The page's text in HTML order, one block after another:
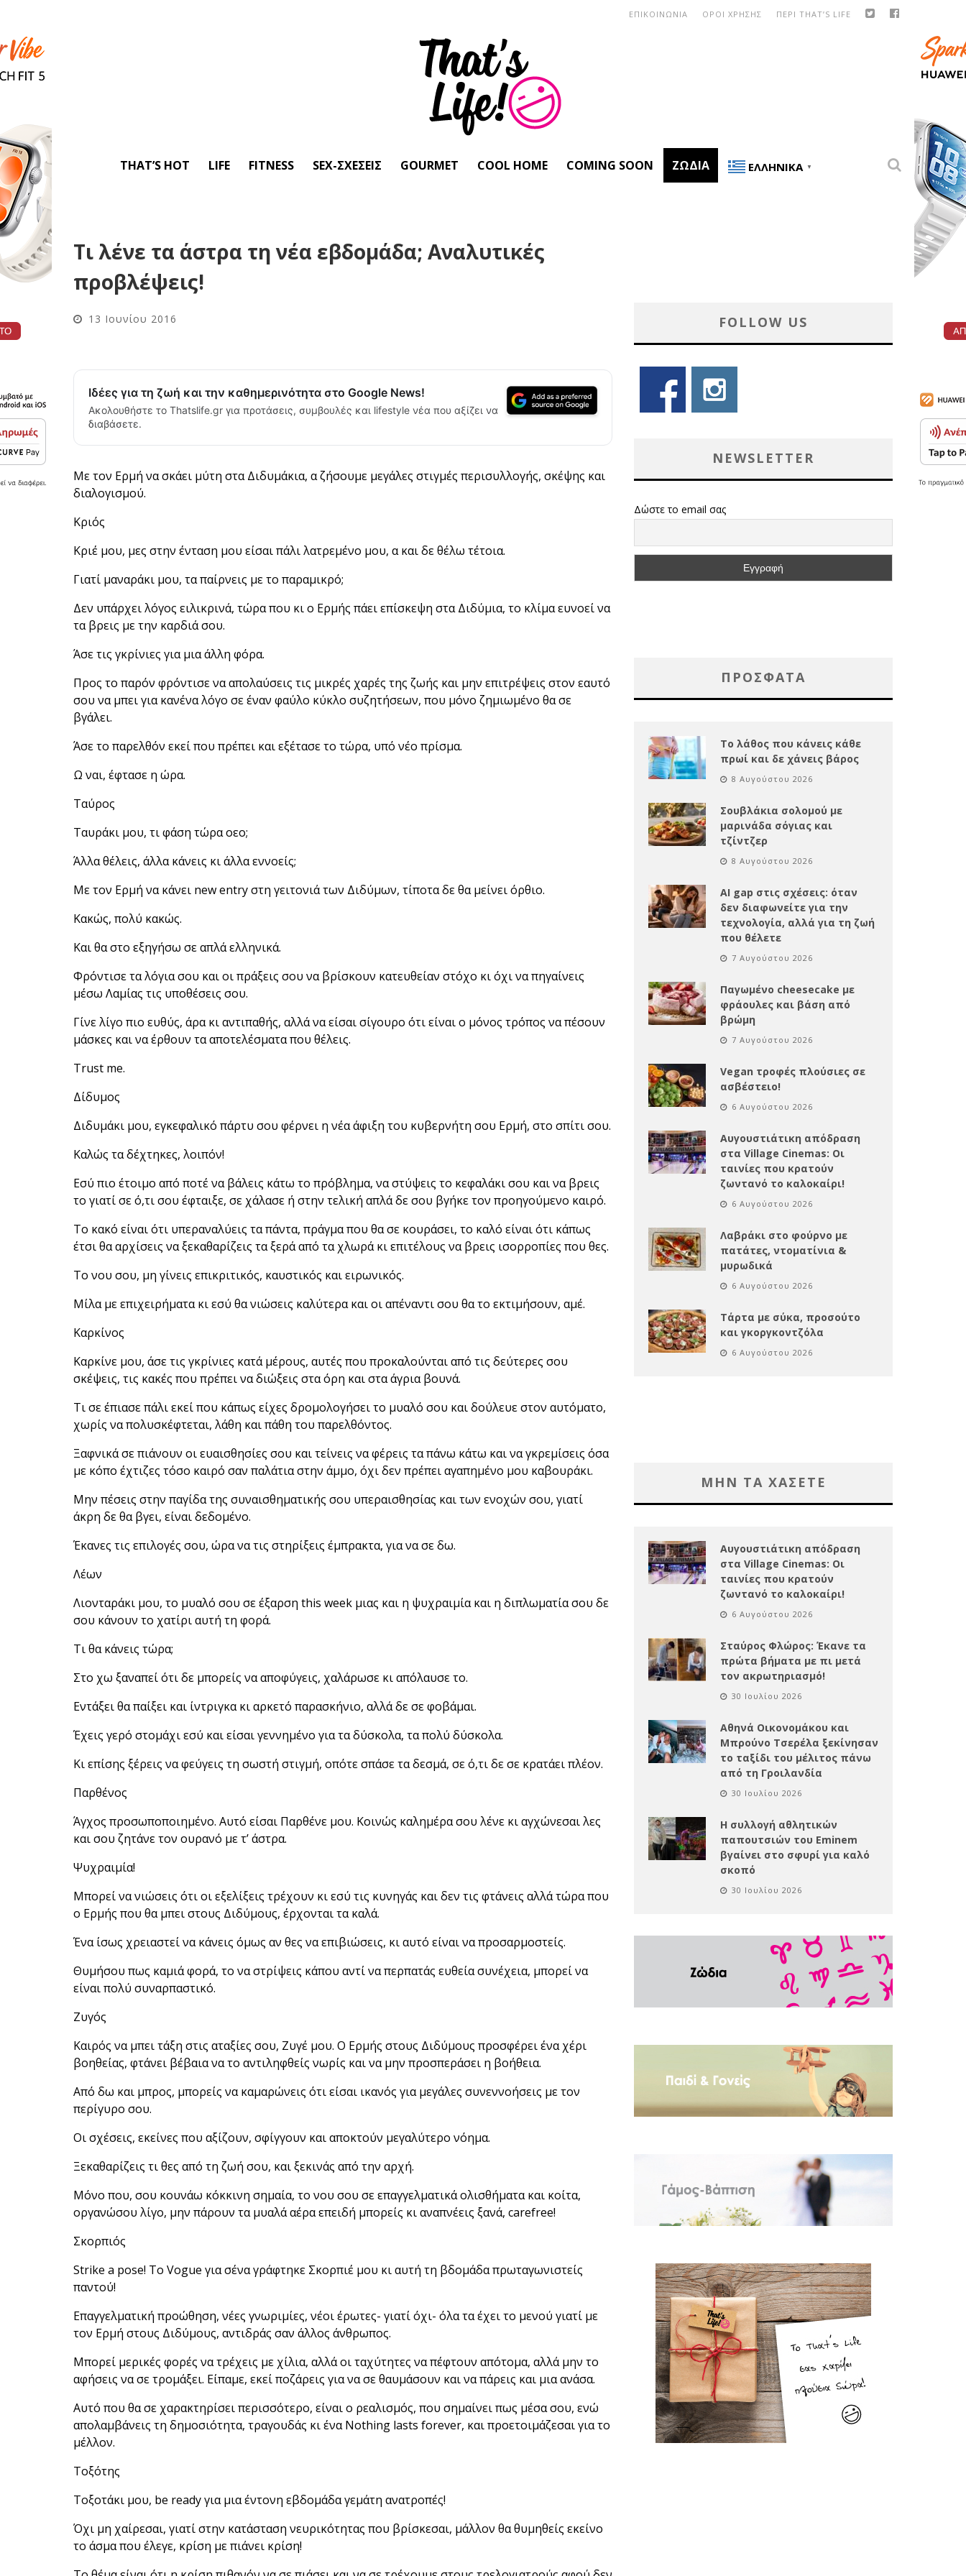
ΠΕΡΙ THAT’S LIFE
ΟΡΟΙ ΧΡΗΣΗΣ
ΕΠΙΚΟΙΝΩΝΙΑ
THAT’S HOT LIFE FITNESS SEX-ΣΧΈΣΕΙΣ GOURMET COOL HOME COMING SOON ΖΏΔΙΑ ΕΛΛΗΝΙΚΆ ▼
Τι λένε τα άστρα τη νέα εβδομάδα; Αναλυτικές
προβλέψεις!
13 Ιουνίου 2016
Ιδέες για τη ζωή και την καθημερινότητα στο Google News!
Ακολουθήστε το Thatslife.gr για προτάσεις, συμβουλές και lifestyle νέα που αξίζει να
διαβάσετε.
Με τον Ερμή να σκάει μύτη στα Διδυμάκια, α ζήσουμε μεγάλες στιγμές περισυλλογής, σκέψης και
διαλογισμού.
Κριός
Κριέ μου, μες στην ένταση μου είσαι πάλι λατρεμένο μου, α και δε θέλω τέτοια.
Γιατί μαναράκι μου, τα παίρνεις με το παραμικρό;
Δεν υπάρχει λόγος ειλικρινά, τώρα που κι ο Ερμής πάει επίσκεψη στα Διδύμια, το κλίμα ευνοεί να
τα βρεις με την καρδιά σου.
Άσε τις γκρίνιες για μια άλλη φόρα.
Προς το παρόν φρόντισε να απολαύσεις τις μικρές χαρές της ζωής και μην επιτρέψεις στον εαυτό
σου να μπει για κανένα λόγο σε έναν φαύλο κύκλο συζητήσεων, που μόνο ζημιωμένο θα σε
βγάλει.
Άσε το παρελθόν εκεί που πρέπει και εξέτασε το τώρα, υπό νέο πρίσμα.
Ω ναι, έφτασε η ώρα.
Ταύρος
Ταυράκι μου, τι φάση τώρα οεο;
Άλλα θέλεις, άλλα κάνεις κι άλλα εννοείς;
Με τον Ερμή να κάνει new entry στη γειτονιά των Διδύμων, τίποτα δε θα μείνει όρθιο.
Κακώς, πολύ κακώς.
Και θα στο εξηγήσω σε απλά ελληνικά.
Φρόντισε τα λόγια σου και οι πράξεις σου να βρίσκουν κατευθείαν στόχο κι όχι να πηγαίνεις
μέσω Λαμίας τις υποθέσεις σου.
Γίνε λίγο πιο ευθύς, άρα κι αντιπαθής, αλλά να είσαι σίγουρο ότι είναι ο μόνος τρόπος να πέσουν
μάσκες και να έρθουν τα αποτελέσματα που θέλεις.
Trust me.
Δίδυμος
Διδυμάκι μου, εγκεφαλικό πάρτυ σου φέρνει η νέα άφιξη του κυβερνήτη σου Ερμή, στο σπίτι σου.
Καλώς τα δέχτηκες, λοιπόν!
Εσύ πιο έτοιμο από ποτέ να βάλεις κάτω το πρόβλημα, να στύψεις το κεφαλάκι σου και να βρεις
το γιατί σε ό,τι σου έφταιξε, σε χάλασε ή στην τελική απλά δε σου βγήκε τον προηγούμενο καιρό.
Το κακό είναι ότι υπεραναλύεις τα πάντα, πράγμα που θα σε κουράσει, το καλό είναι ότι κάπως
έτσι θα αρχίσεις να ξεκαθαρίζεις τα ξερά από τα χλωρά κι επιτέλους να βρεις ισορροπίες που θες.
Το νου σου, μη γίνεις επικριτικός, καυστικός και ειρωνικός.
Μίλα με επιχειρήματα κι εσύ θα νιώσεις καλύτερα και οι απέναντι σου θα το εκτιμήσουν, αμέ.
Καρκίνος
Καρκίνε μου, άσε τις γκρίνιες κατά μέρους, αυτές που προκαλούνται από τις δεύτερες σου
σκέψεις, τις κακές που πρέπει να διώξεις στα όρη και στα άγρια βουνά.
Τι σε έπιασε πάλι εκεί που κάπως είχες δρομολογήσει το μυαλό σου και δούλευε στον αυτόματο,
χωρίς να πολυσκέφτεται, λάθη και πάθη του παρελθόντος.
Ξαφνικά σε πιάνουν οι ευαισθησίες σου και τείνεις να φέρεις τα πάνω κάτω και να γκρεμίσεις όσα
με κόπο έχτιζες τόσο καιρό σαν παλάτια στην άμμο, όχι δεν πρέπει αγαπημένο μου καβουράκι.
Μην πέσεις στην παγίδα της συναισθηματικής σου υπεραισθησίας και των ενοχών σου, γιατί
άκρη δε θα βγει, είναι δεδομένο.
Έκανες τις επιλογές σου, ώρα να τις στηρίξεις έμπρακτα, για να σε δω.
Λέων
Λιονταράκι μου, το μυαλό σου σε έξαρση this week μιας και η ψυχραιμία και η διπλωματία σου δε
σου κάνουν το χατίρι αυτή τη φορά.
Τι θα κάνεις τώρα;
Στο χω ξαναπεί ότι δε μπορείς να αποφύγεις, χαλάρωσε κι απόλαυσε το.
Εντάξει θα παίξει και ίντριγκα κι αρκετό παρασκήνιο, αλλά δε σε φοβάμαι.
Έχεις γερό στομάχι εσύ και είσαι γεννημένο για τα δύσκολα, τα πολύ δύσκολα.
Κι επίσης ξέρεις να φεύγεις τη σωστή στιγμή, οπότε σπάσε τα δεσμά, σε ό,τι δε σε κρατάει πλέον.
Παρθένος
Άγχος προσωποποιημένο. Αυτό είσαι Παρθένε μου. Κοινώς καλημέρα σου λένε κι αγχώνεσαι λες
και σου ζητάνε τον ουρανό με τ’ άστρα.
Ψυχραιμία!
Μπορεί να νιώσεις ότι οι εξελίξεις τρέχουν κι εσύ τις κυνηγάς και δεν τις φτάνεις αλλά τώρα που
ο Ερμής που θα μπει στους Διδύμους, έρχονται τα καλά.
Ένα ίσως χρειαστεί να κάνεις όμως αν θες να επιβιώσεις, κι αυτό είναι να προσαρμοστείς.
Θυμήσου πως καμιά φορά, το να στρίψεις κάπου αντί να περπατάς ευθεία συνέχεια, μπορεί να
είναι πολύ συναρπαστικό.
Ζυγός
Καιρός να μπει τάξη στις αταξίες σου, Ζυγέ μου. Ο Ερμής στους Διδύμους προσφέρει ένα χέρι
βοηθείας, φτάνει βέβαια να το αντιληφθείς νωρίς και να μην προσπεράσει η βοήθεια.
Από δω και μπρος, μπορείς να καμαρώνεις ότι είσαι ικανός για μεγάλες συνεννοήσεις με τον
περίγυρο σου.
Οι σχέσεις, εκείνες που αξίζουν, σφίγγουν και αποκτούν μεγαλύτερο νόημα.
Ξεκαθαρίζεις τι θες από τη ζωή σου, και ξεκινάς από την αρχή.
Μόνο που, σου κουνάω κόκκινη σημαία, το νου σου σε επαγγελματικά ολισθήματα και κοίτα,
οργανώσου λίγο, μην πάρουν τα μυαλά αέρα επειδή μπορείς κι αναπνέεις ξανά, carefree!
Σκορπιός
Strike a pose! Το Vogue για σένα γράφτηκε Σκορπιέ μου κι αυτή τη βδομάδα πρωταγωνιστείς
παντού!
Επαγγελματική προώθηση, νέες γνωριμίες, νέοι έρωτες- γιατί όχι- όλα τα έχει το μενού γιατί με
τον Ερμή στους Διδύμους, αντιδράς σαν άλλος άνθρωπος.
Μπορεί μερικές φορές να τρέχεις με χίλια, αλλά οι ταχύτητες να πέφτουν απότομα, αλλά μην το
αφήσεις να σε τρομάξει. Είπαμε, εκεί ποζάρεις για να σε θαυμάσουν και να πάρεις και μια ανάσα.
Αυτό που θα σε χαρακτηρίσει περισσότερο, είναι ο ρεαλισμός, που σημαίνει πως μέσα σου, ενώ
απολαμβάνεις τη δημοσιότητα, τραγουδάς κι ένα Nothing lasts forever, και προετοιμάζεσαι για το
μέλλον.
Τοξότης
Τοξοτάκι μου, be ready για μια έντονη εβδομάδα γεμάτη ανατροπές!
Όχι μη χαίρεσαι, γιατί στην κατάσταση νευρικότητας που βρίσκεσαι, μάλλον θα θυμηθείς εκείνο
το άσμα που έλεγε, κρίση με πιάνει κρίση!
FOLLOW US
NEWSLETTER
Δώστε το email σας
ΠΡΌΣΦΑΤΑ
Το λάθος που κάνεις κάθε
πρωί και δε χάνεις βάρος
8 Αυγούστου 2026
Σουβλάκια σολομού με
μαρινάδα σόγιας και
τζίντζερ
8 Αυγούστου 2026
AI gap στις σχέσεις: όταν
δεν διαφωνείτε για την
τεχνολογία, αλλά για τη ζωή
που θέλετε
7 Αυγούστου 2026
Παγωμένο cheesecake με
φράουλες και βάση από
βρώμη
7 Αυγούστου 2026
Vegan τροφές πλούσιες σε
ασβέστειο!
6 Αυγούστου 2026
Αυγουστιάτικη απόδραση
στα Village Cinemas: Οι
ταινίες που κρατούν
ζωντανό το καλοκαίρι!
6 Αυγούστου 2026
Λαβράκι στο φούρνο με
πατάτες, ντοματίνια &
μυρωδικά
6 Αυγούστου 2026
Τάρτα με σύκα, προσούτο
και γκοργκοντζόλα
6 Αυγούστου 2026
ΜΗΝ ΤΑ ΧΑΣΕΤΕ
Αυγουστιάτικη απόδραση
στα Village Cinemas: Οι
ταινίες που κρατούν
ζωντανό το καλοκαίρι!
6 Αυγούστου 2026
Σταύρος Φλώρος: Έκανε τα
πρώτα βήματα με πι μετά
τον ακρωτηριασμό!
30 Ιουλίου 2026
Αθηνά Οικονομάκου και
Μπρούνο Τσερέλα ξεκίνησαν
το ταξίδι του μέλιτος πάνω
από τη Γροιλανδία
30 Ιουλίου 2026
Η συλλογή αθλητικών
παπουτσιών του Eminem
βγαίνει στο σφυρί για καλό
σκοπό
30 Ιουλίου 2026